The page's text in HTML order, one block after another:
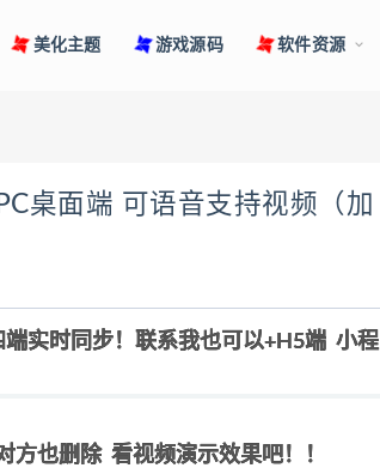
美化主题 游戏源码 软件资源
桌面端 可语音支持视频（加
实时同步！联系我也可以+H5端 小程
方也删除 看视频演示效果吧！！